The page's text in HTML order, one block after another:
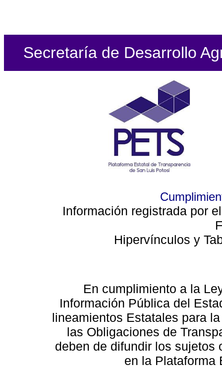
Secretaría de Desarrollo
Información registrada por
Hipervínculos y
En cumplimiento a la
Información Pública del
lineamientos Estatales para
las Obligaciones de
deben de difundir los sujetos
en la Plataforma